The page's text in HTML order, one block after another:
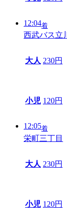
12:04着
西武バス立
大人 230円
小児 120円
12:05着
栄町三丁目
大人 230円
小児 120円